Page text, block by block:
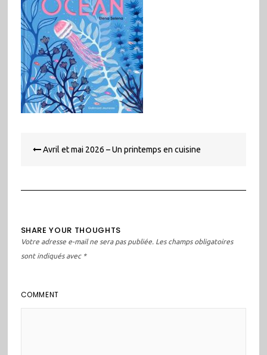
de Avril et mai 2026 – Un printemps en cuisine
SHARE YOUR THOUGHTS
Votre adresse e-mail ne sera pas publiée. Les champs obligatoires
sont indiqués avec *
COMMENT